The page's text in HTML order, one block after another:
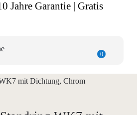
Jahre Garantie | Gratis
0